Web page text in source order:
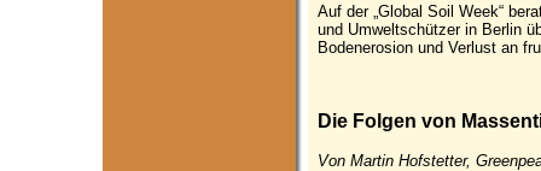
Auf der „Global Soil Week“
und Umweltschützer in Berlin
Bodenerosion und Verlust an
Die Folgen von
Von Martin Hofstetter,